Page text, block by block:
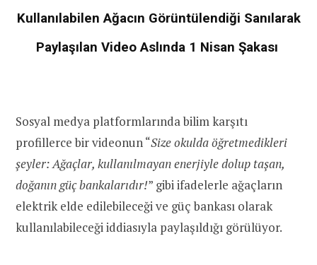
Kullanılabilen Ağacın Görüntülendiği Sanılarak
Paylaşılan Video Aslında 1 Nisan Şakası
Sosyal medya platformlarında bilim karşıtı
profillerce bir videonun “Size okulda öğretmedikleri
şeyler: Ağaçlar, kullanılmayan enerjiyle dolup taşan,
doğanın güç bankalarıdır!” gibi ifadelerle ağaçların
elektrik elde edilebileceği ve güç bankası olarak
kullanılabileceği iddiasıyla paylaşıldığı görülüyor.